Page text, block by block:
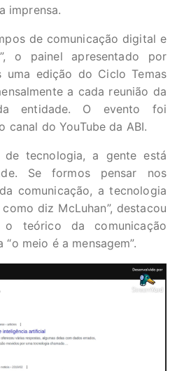
imprensa.
de comunicação digital e
o painel apresentado por
uma edição do Ciclo Temas
a cada reunião da
entidade. O evento foi
do YouTube da ABI.
de tecnologia, a gente está
Se formos pensar nos
comunicação, a tecnologia
diz McLuhan”, destacou
teórico da comunicação
meio é a mensagem”.